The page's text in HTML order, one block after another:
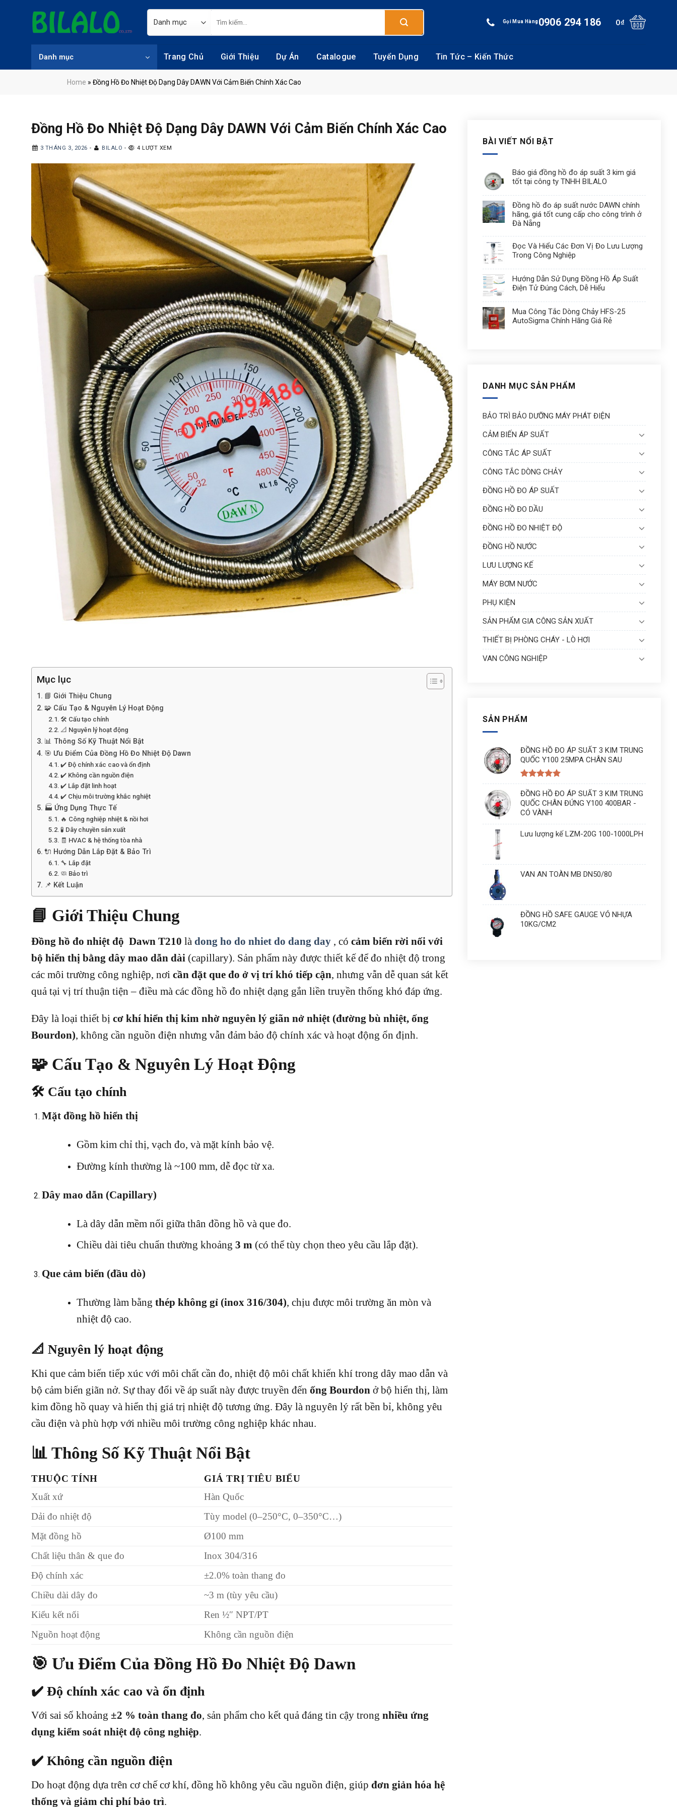
kiếm:
Gọi Mua Hàng0906 294 186 0₫
Danh mục Trang Chủ Giới Thiệu Dự Án Catalogue Tuyển Dụng Tin Tức – Kiến Thức
Home » Đồng Hồ Đo Nhiệt Độ Dạng Dây DAWN Với Cảm Biến Chính Xác Cao
Đồng Hồ Đo Nhiệt Độ Dạng Dây DAWN Với Cảm Biến Chính Xác Cao
3 THÁNG 3, 2026 - BILALO - 4 LƯỢT XEM
Mục lục
📘 Giới Thiệu Chung
🧩 Cấu Tạo & Nguyên Lý Hoạt Động
🛠 Cấu tạo chính
📐 Nguyên lý hoạt động
📊 Thông Số Kỹ Thuật Nổi Bật
🎯 Ưu Điểm Của Đồng Hồ Đo Nhiệt Độ Dawn
✔️ Độ chính xác cao và ổn định
✔️ Không cần nguồn điện
✔️ Lắp đặt linh hoạt
✔️ Chịu môi trường khắc nghiệt
🏭 Ứng Dụng Thực Tế
🔥 Công nghiệp nhiệt & nồi hơi
🧪 Dây chuyền sản xuất
🧾 HVAC & hệ thống tòa nhà
🔌 Hướng Dẫn Lắp Đặt & Bảo Trì
🔧 Lắp đặt
🧼 Bảo trì
📌 Kết Luận
📘 Giới Thiệu Chung
Đồng hồ đo nhiệt độ Dawn T210 là dong ho do nhiet do dang day , có cảm biến rời nối với
bộ hiển thị bằng dây mao dẫn dài (capillary). Sản phẩm này được thiết kế để đo nhiệt độ trong
các môi trường công nghiệp, nơi cần đặt que đo ở vị trí khó tiếp cận, nhưng vẫn dễ quan sát kết
quả tại vị trí thuận tiện – điều mà các đồng hồ đo nhiệt dạng gắn liền truyền thống khó đáp ứng.
Đây là loại thiết bị cơ khí hiển thị kim nhờ nguyên lý giãn nở nhiệt (đường bù nhiệt, ống
Bourdon), không cần nguồn điện nhưng vẫn đảm bảo độ chính xác và hoạt động ổn định.
🧩 Cấu Tạo & Nguyên Lý Hoạt Động
🛠 Cấu tạo chính
Mặt đồng hồ hiển thị
Gồm kim chỉ thị, vạch đo, và mặt kính bảo vệ.
Đường kính thường là ~100 mm, dễ đọc từ xa.
Dây mao dẫn (Capillary)
Là dây dẫn mềm nối giữa thân đồng hồ và que đo.
Chiều dài tiêu chuẩn thường khoảng 3 m (có thể tùy chọn theo yêu cầu lắp đặt).
Que cảm biến (đầu dò)
Thường làm bằng thép không gỉ (inox 316/304), chịu được môi trường ăn mòn và
nhiệt độ cao.
📐 Nguyên lý hoạt động
Khi que cảm biến tiếp xúc với môi chất cần đo, nhiệt độ môi chất khiến khí trong dây mao dẫn và
bộ cảm biến giãn nở. Sự thay đổi về áp suất này được truyền đến ống Bourdon ở bộ hiển thị, làm
kim đồng hồ quay và hiển thị giá trị nhiệt độ tương ứng. Đây là nguyên lý rất bền bỉ, không yêu
cầu điện và phù hợp với nhiều môi trường công nghiệp khác nhau.
📊 Thông Số Kỹ Thuật Nổi Bật
THUỘC TÍNH
GIÁ TRỊ TIÊU BIỂU
Xuất xứ
Hàn Quốc
Dải đo nhiệt độ
Tùy model (0–250°C, 0–350°C…)
Mặt đồng hồ
Ø100 mm
Chất liệu thân & que đo
Inox 304/316
Độ chính xác
±2.0% toàn thang đo
Chiều dài dây đo
~3 m (tùy yêu cầu)
Kiểu kết nối
Ren ½″ NPT/PT
Nguồn hoạt động
Không cần nguồn điện
🎯 Ưu Điểm Của Đồng Hồ Đo Nhiệt Độ Dawn
✔️ Độ chính xác cao và ổn định
Với sai số khoảng ±2 % toàn thang đo, sản phẩm cho kết quả đáng tin cậy trong nhiều ứng
dụng kiểm soát nhiệt độ công nghiệp.
✔️ Không cần nguồn điện
Do hoạt động dựa trên cơ chế cơ khí, đồng hồ không yêu cầu nguồn điện, giúp đơn giản hóa hệ
thống và giảm chi phí bảo trì.
BÀI VIẾT NỔI BẬT
Báo giá đồng hồ đo áp suất 3 kim giá
tốt tại công ty TNHH BILALO
Đồng hồ đo áp suất nước DAWN chính
hãng, giá tốt cung cấp cho công trình ở
Đà Nẵng
Đọc Và Hiểu Các Đơn Vị Đo Lưu Lượng
Trong Công Nghiệp
Hướng Dẫn Sử Dụng Đồng Hồ Áp Suất
Điện Tử Đúng Cách, Dễ Hiểu
Mua Công Tắc Dòng Chảy HFS-25
AutoSigma Chính Hãng Giá Rẻ
DANH MỤC SẢN PHẨM
BẢO TRÌ BẢO DƯỠNG MÁY PHÁT ĐIỆN
CẢM BIẾN ÁP SUẤT
CÔNG TẮC ÁP SUẤT
CÔNG TẮC DÒNG CHẢY
ĐỒNG HỒ ĐO ÁP SUẤT
ĐỒNG HỒ ĐO DẦU
ĐỒNG HỒ ĐO NHIỆT ĐỘ
ĐỒNG HỒ NƯỚC
LƯU LƯỢNG KẾ
MÁY BƠM NƯỚC
PHỤ KIỆN
SẢN PHẨM GIA CÔNG SẢN XUẤT
THIẾT BỊ PHÒNG CHÁY - LÒ HƠI
VAN CÔNG NGHIỆP
SẢN PHẨM
ĐỒNG HỒ ĐO ÁP SUẤT 3 KIM TRUNG
QUỐC Y100 25MPA CHÂN SAU
Được xếp
hạng 55
sao
ĐỒNG HỒ ĐO ÁP SUẤT 3 KIM TRUNG
QUỐC CHÂN ĐỨNG Y100 400BAR -
CÓ VÀNH
Lưu lượng kế LZM-20G 100-1000LPH
VAN AN TOÀN MB DN50/80
ĐỒNG HỒ SAFE GAUGE VỎ NHỰA
10KG/CM2